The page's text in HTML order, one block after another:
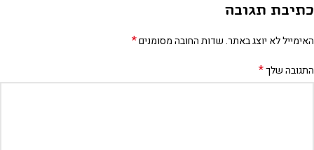
כתיבת תגובה
האימייל לא יוצג באתר.שדות החובה מסומנים*
התגובה שלך*